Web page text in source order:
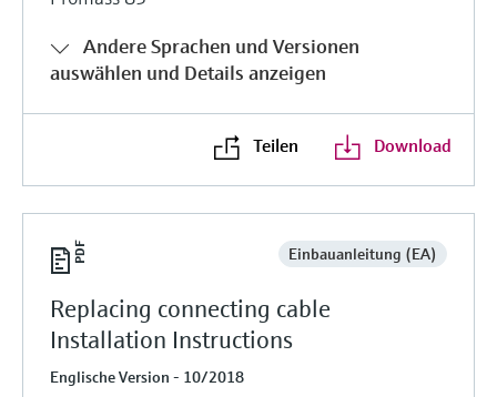
Andere Sprachen und Versionen
auswählen und Details anzeigen
Teilen Download
Einbauanleitung (EA)
Replacing connecting cable
Installation Instructions
Englische Version - 10/2018